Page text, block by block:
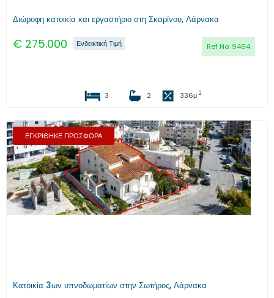
Διώροφη κατοικία και εργαστήριο στη Σκαρίνου, Λάρνακα
€ 275.000 Ref No: 9464
Ενδεικτική Τιμή
3 2 336μ 2
ΕΓΚΡΙΘΗΚΕ ΠΡΟΣΦΟΡΑ
Προηγούμενο Επόμενο
Κατοικία 3ων υπνοδωματίων στην Σωτήρος, Λάρνακα